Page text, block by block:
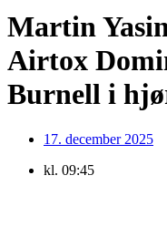
Martin
Airtox
Burnell i
17. december 2025
kl. 09:45